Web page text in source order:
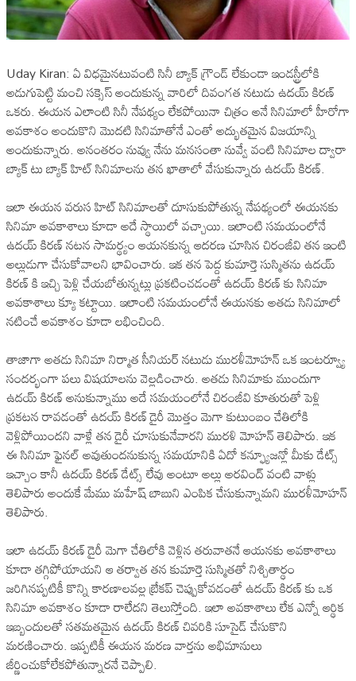
Uday Kiran: ఏ విధమైనటువంటి సినీ బ్యాక్ గ్రౌండ్ లేకుండా ఇండస్ట్రీలోకి
అడుగుపెట్టి మంచి సక్సెస్ అందుకున్న వారిలో దివంగత నటుడు ఉదయ్ కిరణ్
ఒకరు. ఈయన ఎలాంటి సినీ నేపథ్యం లేకపోయినా చిత్రం అనే సినిమాలో హీరోగా
అవకాశం అందుకొని మొదటి సినిమాతోనే ఎంతో అద్భుతమైన విజయాన్ని
అందుకున్నారు. అనంతరం నువ్వు నేను మనసంతా నువ్వే వంటి సినిమాల ద్వారా
బ్యాక్ టు బ్యాక్ హిట్ సినిమాలను తన ఖాతాలో వేసుకున్నారు ఉదయ్ కిరణ్.
ఇలా ఈయన వరుస హిట్ సినిమాలతో దూసుకుపోతున్న నేపథ్యంలో ఈయనకు
సినిమా అవకాశాలు కూడా అదే స్థాయిలో వచ్చాయి. ఇలాంటి సమయంలోనే
ఉదయ్ కిరణ్ నటన సామర్థ్యం ఆయనకున్న ఆదరణ చూసిన చిరంజీవి తన ఇంటి
అల్లుడుగా చేసుకోవాలని భావించారు. ఇక తన పెద్ద కుమార్తె సుస్మితను ఉదయ్
కిరణ్ కి ఇచ్చి పెళ్లి చేయబోతున్నట్లు ప్రకటించడంతో ఉదయ్ కిరణ్ కు సినిమా
అవకాశాలు క్యూ కట్టాయి. ఇలాంటి సమయంలోనే ఈయనకు అతడు సినిమాలో
నటించే అవకాశం కూడా లభించింది.
తాజాగా అతడు సినిమా నిర్మాత సీనియర్ నటుడు మురళీమోహన్ ఒక ఇంటర్వ్యూ
సందర్భంగా పలు విషయాలను వెల్లడించారు. అతడు సినిమాకు ముందుగా
ఉదయ్ కిరణ్ అనుకున్నాము అదే సమయంలోనే చిరంజీవి కూతురుతో పెళ్లి
ప్రకటన రావడంతో ఉదయ్ కిరణ్ డైరీ మొత్తం మెగా కుటుంబం చేతిలోకి
వెళ్లిపోయిందని వాళ్లే తన డైరీ చూసుకునేవారని మురళి మోహన్ తెలిపారు. ఇక
ఈ సినిమా ఫైనల్ అవుతుందనుకున్న సమయానికి ఏదో కన్ఫ్యూజన్లో మీకు డేట్స్
ఇచ్చాం కానీ ఉదయ్ కిరణ్ డేట్స్ లేవు అంటూ అల్లు అరవింద్ వంటి వాళ్లు
తెలిపారు అందుకే మేము మహేష్ బాబుని ఎంపిక చేసుకున్నామని మురళీమోహన్
తెలిపారు.
ఇలా ఉదయ్ కిరణ్ డైరీ మెగా చేతిలోకి వెళ్లిన తరువాతనే ఆయనకు అవకాశాలు
కూడా తగ్గిపోయాయని ఆ తర్వాత తన కుమార్తె సుస్మితతో నిశ్చితార్థం
జరిగినప్పటికీ కొన్ని కారణాలవల్ల బ్రేకప్ చెప్పుకోవడంతో ఉదయ్ కిరణ్ కు ఒక
సినిమా అవకాశం కూడా రాలేదని తెలుస్తోంది. ఇలా అవకాశాలు లేక ఎన్నో ఆర్థిక
ఇబ్బందులతో సతమతమైన ఉదయ్ కిరణ్ చివరికి సూసైడ్ చేసుకొని
మరణించారు. ఇప్పటికీ ఈయన మరణ వార్తను అభిమానులు
జీర్ణించుకోలేకపోతున్నారనే చెప్పాలి.